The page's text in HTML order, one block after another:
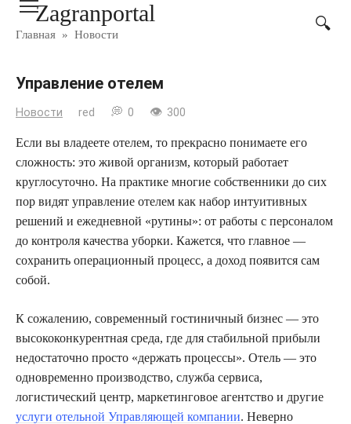
ПерейтиZagranportal
Главная » Новости
Управление отелем
Новости red 0 300
Если вы владеете отелем, то прекрасно понимаете его
сложность: это живой организм, который работает
круглосуточно. На практике многие собственники до сих
пор видят управление отелем как набор интуитивных
решений и ежедневной «рутины»: от работы с персоналом
до контроля качества уборки. Кажется, что главное —
сохранить операционный процесс, а доход появится сам
собой.
К сожалению, современный гостиничный бизнес — это
высококонкурентная среда, где для стабильной прибыли
недостаточно просто «держать процессы». Отель — это
одновременно производство, служба сервиса,
логистический центр, маркетинговое агентство и другие
услуги отельной Управляющей компании. Неверно